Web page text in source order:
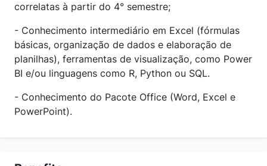
correlatas à partir do 4° semestre;
- Conhecimento intermediário em Excel (fórmulas
básicas, organização de dados e elaboração de
planilhas), ferramentas de visualização, como Power
BI e/ou linguagens como R, Python ou SQL.
- Conhecimento do Pacote Office (Word, Excel e
PowerPoint).